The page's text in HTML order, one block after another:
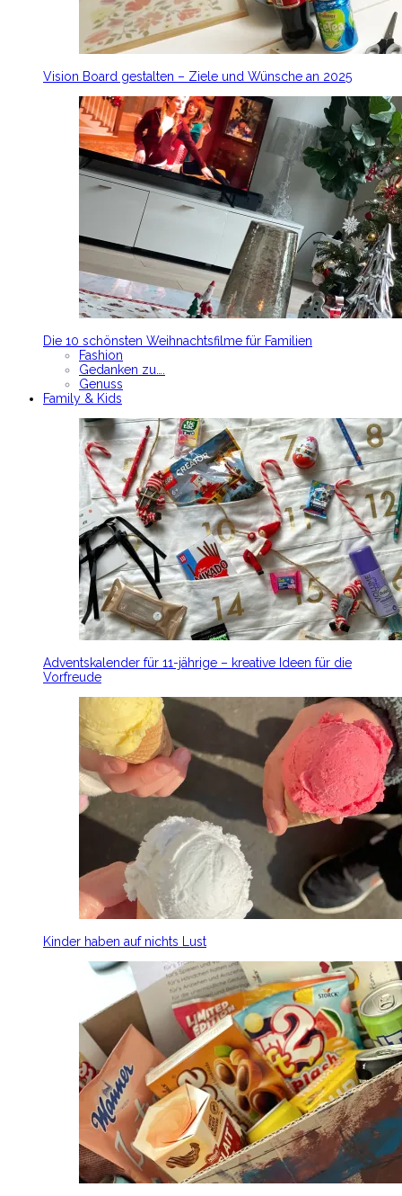
Vision Board gestalten – Ziele und Wünsche an 2025
Die 10 schönsten Weihnachtsfilme für Familien
Fashion
Gedanken zu….
Genuss
Family & Kids
Adventskalender für 11-jährige – kreative Ideen für die
Vorfreude
Kinder haben auf nichts Lust